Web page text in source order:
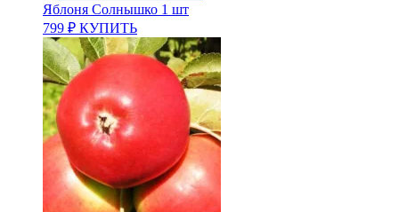
Яблоня Солнышко 1 шт
799 ₽ КУПИТЬ